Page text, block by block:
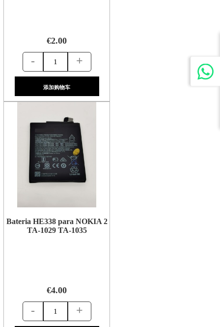
€2.00
- +
添加购物车
Bateria HE338 para NOKIA 2
TA-1029 TA-1035
€4.00
- +